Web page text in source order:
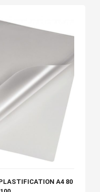
A4 80